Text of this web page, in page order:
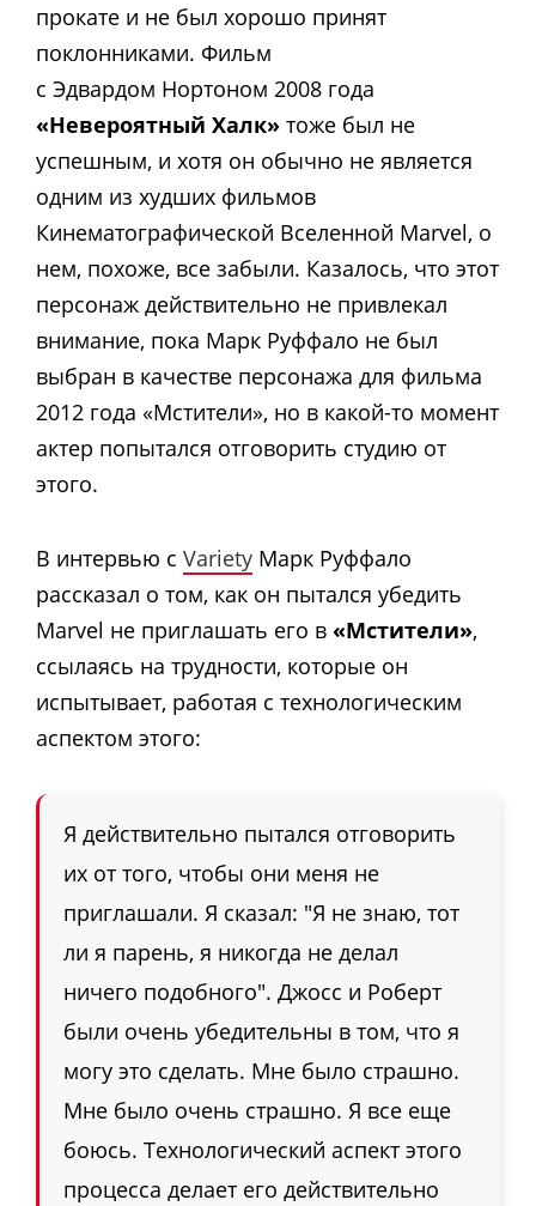
прокате и не был хорошо принят
поклонниками. Фильм
с Эдвардом Нортоном 2008 года
«Невероятный Халк» тоже был не
успешным, и хотя он обычно не является
одним из худших фильмов
Кинематографической Вселенной Marvel, о
нем, похоже, все забыли. Казалось, что этот
персонаж действительно не привлекал
внимание, пока Марк Руффало не был
выбран в качестве персонажа для фильма
2012 года «Мстители», но в какой-то момент
актер попытался отговорить студию от
этого.
В интервью с Variety Марк Руффало
рассказал о том, как он пытался убедить
Marvel не приглашать его в «Мстители»,
ссылаясь на трудности, которые он
испытывает, работая с технологическим
аспектом этого:
Я действительно пытался отговорить
их от того, чтобы они меня не
приглашали. Я сказал: "Я не знаю, тот
ли я парень, я никогда не делал
ничего подобного". Джосс и Роберт
были очень убедительны в том, что я
могу это сделать. Мне было страшно.
Мне было очень страшно. Я все еще
боюсь. Технологический аспект этого
процесса делает его действительно